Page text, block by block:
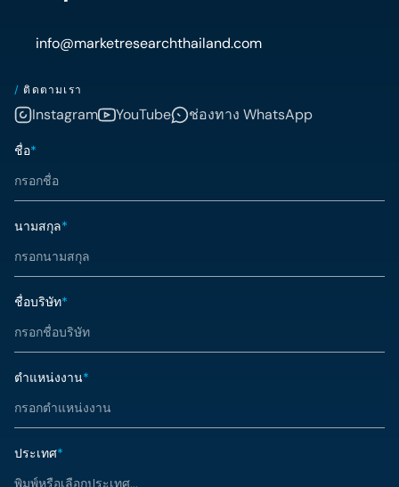
info@marketresearchthailand.com
/ ติดตามเรา
Instagram YouTube ช่องทาง WhatsApp
ชื่อ*
นามสกุล*
ชื่อบริษัท*
ตำแหน่งงาน*
ประเทศ*